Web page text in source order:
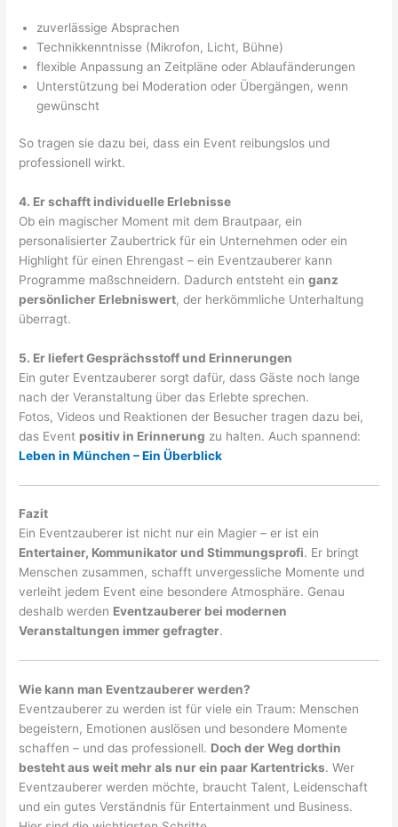
zuverlässige Absprachen
Technikkenntnisse (Mikrofon, Licht, Bühne)
flexible Anpassung an Zeitpläne oder Ablaufänderungen
Unterstützung bei Moderation oder Übergängen, wenn
gewünscht
So tragen sie dazu bei, dass ein Event reibungslos und
professionell wirkt.
4. Er schafft individuelle Erlebnisse
Ob ein magischer Moment mit dem Brautpaar, ein
personalisierter Zaubertrick für ein Unternehmen oder ein
Highlight für einen Ehrengast – ein Eventzauberer kann
Programme maßschneidern. Dadurch entsteht einganz
persönlicher Erlebniswert, der herkömmliche Unterhaltung
überragt.
5. Er liefert Gesprächsstoff und Erinnerungen
Ein guter Eventzauberer sorgt dafür, dass Gäste noch lange
nach der Veranstaltung über das Erlebte sprechen.
Fotos, Videos und Reaktionen der Besucher tragen dazu bei,
das Event positiv in Erinnerung zu halten. Auch spannend:
Leben in München – Ein Überblick
Fazit
Ein Eventzauberer ist nicht nur ein Magier – er ist ein
Entertainer, Kommunikator und Stimmungsprofi. Er bringt
Menschen zusammen, schafft unvergessliche Momente und
verleiht jedem Event eine besondere Atmosphäre. Genau
deshalb werden Eventzauberer bei modernen
Veranstaltungen immer gefragter.
Wie kann man Eventzauberer werden?
Eventzauberer zu werden ist für viele ein Traum: Menschen
begeistern, Emotionen auslösen und besondere Momente
schaffen – und das professionell. Doch der Weg dorthin
besteht aus weit mehr als nur ein paar Kartentricks. Wer
Eventzauberer werden möchte, braucht Talent, Leidenschaft
und ein gutes Verständnis für Entertainment und Business.